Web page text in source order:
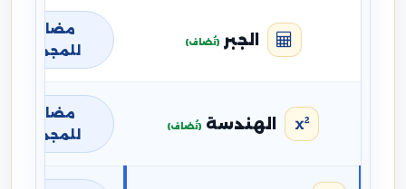
الجبر (تُضاف)
مضافة
للمجموع
الهندسة (تُضاف)
مضافة
للمجموع